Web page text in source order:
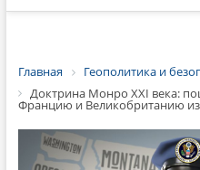
Главная
Геополитика и
Доктрина Монро XXI века:
Францию и Великобританию